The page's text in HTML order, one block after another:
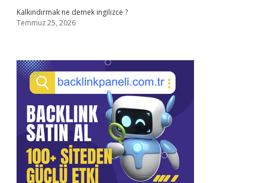
Kalkındırmak ne demek ingilizce ?
Temmuz 25, 2026